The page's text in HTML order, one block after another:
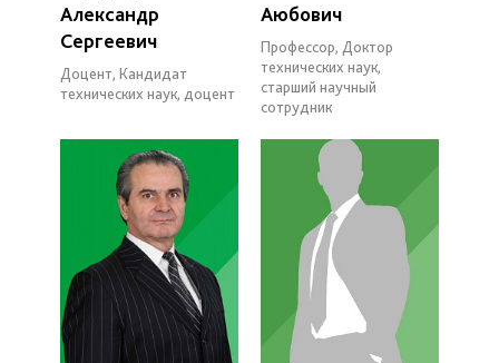
Александр
Сергеевич
Доцент, Кандидат
технических наук, доцент
Аюбович
Профессор, Доктор
технических наук,
старший научный
сотрудник